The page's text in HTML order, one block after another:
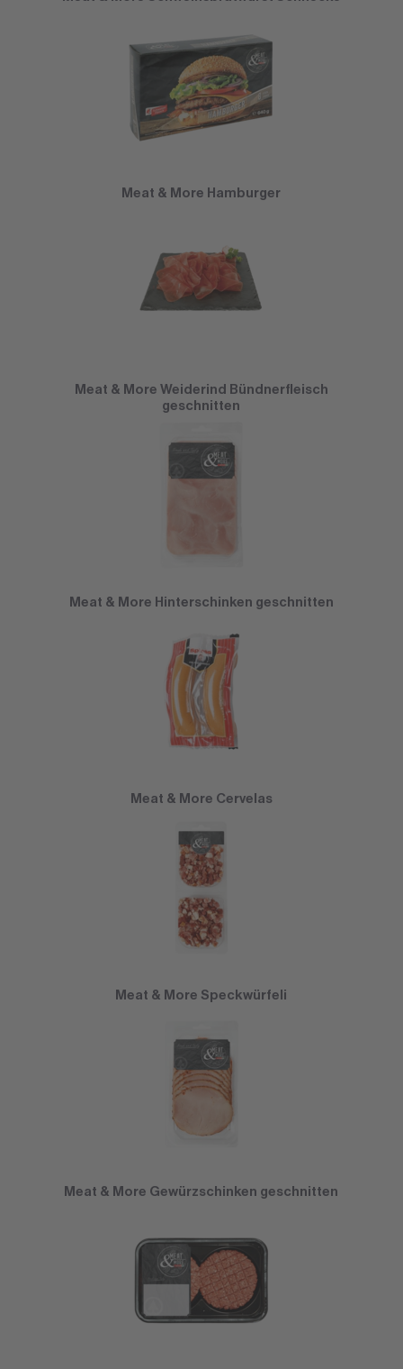
Meat & More Hamburger
Meat & More Weiderind Bündnerfleisch
geschnitten
Meat & More Hinterschinken geschnitten
Meat & More Cervelas
Meat & More Speckwürfeli
Meat & More Gewürzschinken geschnitten